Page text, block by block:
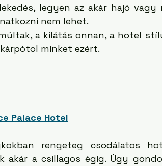
legyen az akár hajó
nem lehet.
a kilátás onnan, a hotel
minket ezért.
Palace Hotel
rengeteg csodálatos
akár a csillagos égig. Úgy